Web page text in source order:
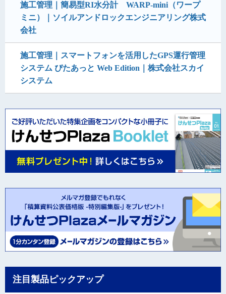
施工管理｜簡易型RI水分計 WARP-mini（ワープ
ミニ）｜ソイルアンドロックエンジニアリング株式
会社
施工管理｜スマートフォンを活用したGPS運行管理
システム ぴたあっと Web Edition｜株式会社スカイ
システム
注目製品ピックアップ